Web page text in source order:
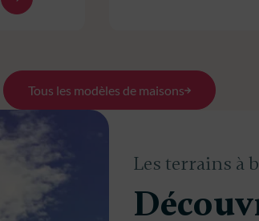
Tous les modèles de maisons
Les terrains à